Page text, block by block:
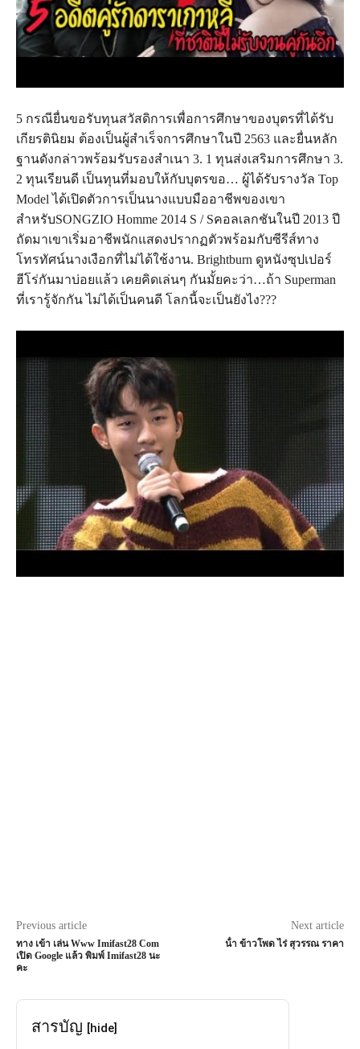
5 กรณียื่นขอรับทุนสวัสดิการเพื่อการศึกษาของบุตรที่ได้รับ
เกียรตินิยม ต้องเป็นผู้สำเร็จการศึกษาในปี 2563 และยื่นหลัก
ฐานดังกล่าวพร้อมรับรองสำเนา 3. 1 ทุนส่งเสริมการศึกษา 3.
2 ทุนเรียนดี เป็นทุนที่มอบให้กับบุตรขอ… ผู้ได้รับรางวัล Top
Model ได้เปิดตัวการเป็นนางแบบมืออาชีพของเขา
สำหรับSONGZIO Homme 2014 S / Sคอลเลกชันในปี 2013 ปี
ถัดมาเขาเริ่มอาชีพนักแสดงปรากฏตัวพร้อมกับซีรีส์ทาง
โทรทัศน์นางเงือกที่ไม่ได้ใช้งาน. Brightburn ดูหนังซุปเปอร์
ฮีโร่กันมาบ่อยแล้ว เคยคิดเล่นๆ กันมั้ยคะว่า…ถ้า Superman
ที่เรารู้จักกัน ไม่ได้เป็นคนดี โลกนี้จะเป็นยังไง???
Previous article
ทาง เข้า เล่น Www Imifast28 Com
เปิด Google แล้ว พิมพ์ Imifast28 นะ
คะ
Next article
น้ํา ข้าวโพด ไร่ สุวรรณ ราคา
สารบัญ [hide]